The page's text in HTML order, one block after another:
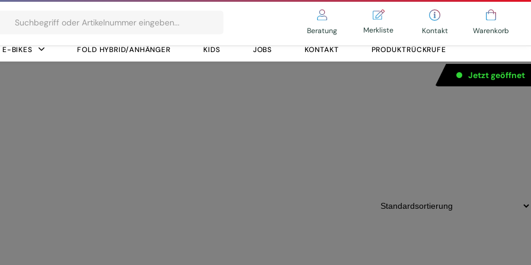
Beratung Merkliste Kontakt
Warenkorb
E-BIKES FOLD HYBRID/ANHÄNGER KIDS JOBS KONTAKT PRODUKTRÜCKRUFE
Jetzt geöffnet